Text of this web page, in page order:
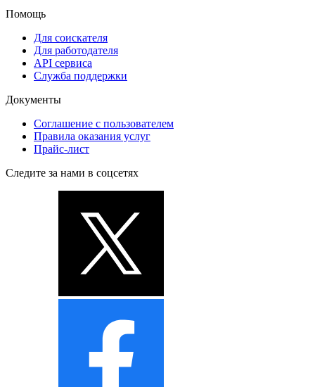
Помощь
Для соискателя
Для работодателя
API сервиса
Служба поддержки
Документы
Соглашение с пользователем
Правила оказания услуг
Прайс-лист
Следите за нами в соцсетях